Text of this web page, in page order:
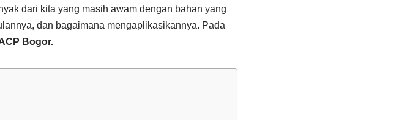
dari kita yang masih awam dengan bahan yang
dan bagaimana mengaplikasikannya. Pada
Bogor.